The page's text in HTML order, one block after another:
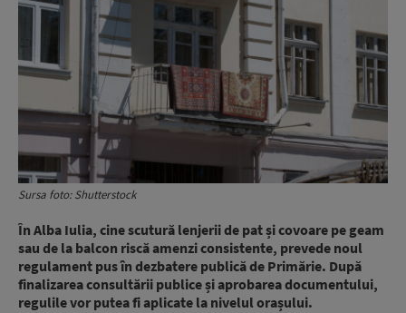
Sursa foto: Shutterstock
În Alba Iulia, cine scutură lenjerii de pat și covoare pe geam
sau de la balcon riscă amenzi consistente, prevede noul
regulament pus în dezbatere publică de Primărie. După
finalizarea consultării publice și aprobarea documentului,
regulile vor putea fi aplicate la nivelul orașului.